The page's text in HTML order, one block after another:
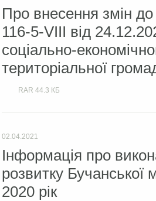
Про внесення змін
116-5-VIII від
соціально-
територіальної
RAR 44.3 КБ
02.04.2021
Інформація про
розвитку Бучанської
2020 рік